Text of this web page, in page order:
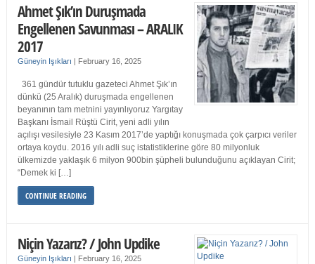
Ahmet Şık’ın Duruşmada
Engellenen Savunması – ARALIK
2017
Güneyin Işıkları | February 16, 2025
361 gündür tutuklu gazeteci Ahmet Şık’ın
dünkü (25 Aralık) duruşmada engellenen
beyanının tam metnini yayınlıyoruz Yargıtay
Başkanı İsmail Rüştü Cirit, yeni adli yılın
açılışı vesilesiyle 23 Kasım 2017’de yaptığı konuşmada çok çarpıcı veriler
ortaya koydu. 2016 yılı adli suç istatistiklerine göre 80 milyonluk
ülkemizde yaklaşık 6 milyon 900bin şüpheli bulunduğunu açıklayan Cirit;
“Demek ki […]
CONTINUE READING
Niçin Yazarız? / John Updike
Güneyin Işıkları | February 16, 2025